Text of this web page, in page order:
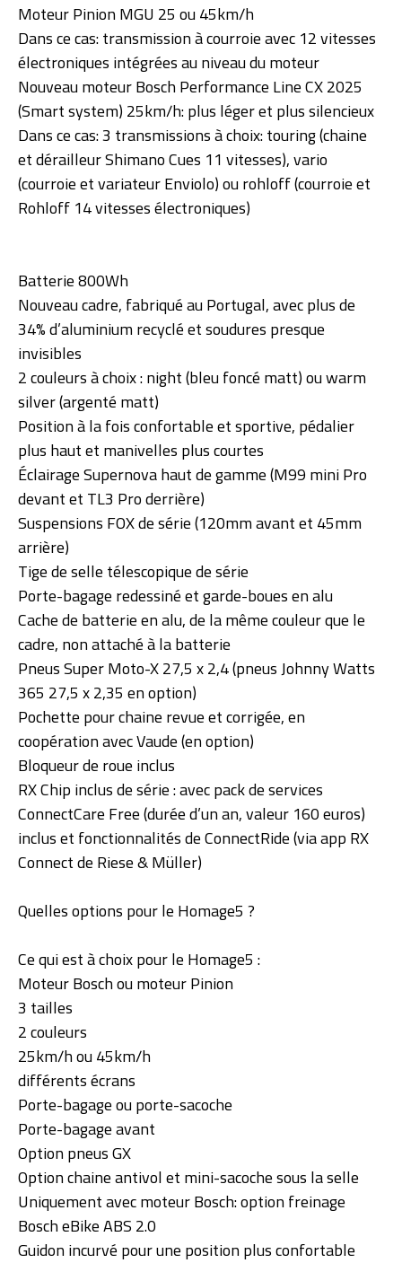
Moteur Pinion MGU 25 ou 45km/h
Dans ce cas: transmission à courroie avec 12 vitesses
électroniques intégrées au niveau du moteur
Nouveau moteur Bosch Performance Line CX 2025
(Smart system) 25km/h: plus léger et plus silencieux
Dans ce cas: 3 transmissions à choix: touring (chaine
et dérailleur Shimano Cues 11 vitesses), vario
(courroie et variateur Enviolo) ou rohloff (courroie et
Rohloff 14 vitesses électroniques)
Batterie 800Wh
Nouveau cadre, fabriqué au Portugal, avec plus de
34% d’aluminium recyclé et soudures presque
invisibles
2 couleurs à choix : night (bleu foncé matt) ou warm
silver (argenté matt)
Position à la fois confortable et sportive, pédalier
plus haut et manivelles plus courtes
Éclairage Supernova haut de gamme (M99 mini Pro
devant et TL3 Pro derrière)
Suspensions FOX de série (120mm avant et 45mm
arrière)
Tige de selle télescopique de série
Porte-bagage redessiné et garde-boues en alu
Cache de batterie en alu, de la même couleur que le
cadre, non attaché à la batterie
Pneus Super Moto-X 27,5 x 2,4 (pneus Johnny Watts
365 27,5 x 2,35 en option)
Pochette pour chaine revue et corrigée, en
coopération avec Vaude (en option)
Bloqueur de roue inclus
RX Chip inclus de série : avec pack de services
ConnectCare Free (durée d’un an, valeur 160 euros)
inclus et fonctionnalités de ConnectRide (via app RX
Connect de Riese & Müller)
Quelles options pour le Homage5 ?
Ce qui est à choix pour le Homage5 :
Moteur Bosch ou moteur Pinion
3 tailles
2 couleurs
25km/h ou 45km/h
différents écrans
Porte-bagage ou porte-sacoche
Porte-bagage avant
Option pneus GX
Option chaine antivol et mini-sacoche sous la selle
Uniquement avec moteur Bosch: option freinage
Bosch eBike ABS 2.0
Guidon incurvé pour une position plus confortable